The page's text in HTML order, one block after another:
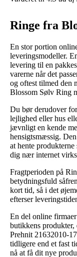
Ringe fra
En stor portion
leveringsmodeller.
levering til en
varerne når det
og oftest tilmed den
Blossom Sølv Ring
Du bør derudover
lejlighed eller hus
jævnligt en kende
hensigtsmæssig.
at hente
dig nær internet
Fragtperioden på
betydningsfuld
kort tid, så i det
efterser
En del online
butikkens
Prehnit 21632010-
tidligere end et fast
nå at få dit nye